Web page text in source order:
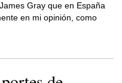
Gray que en España
en mi opinión, como